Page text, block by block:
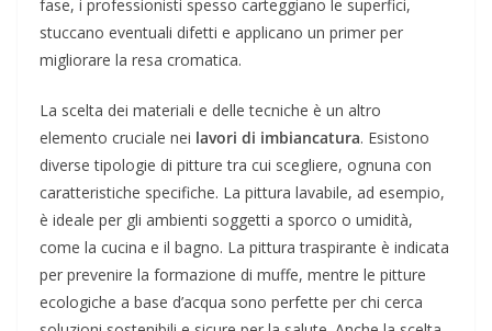
fase, i professionisti spesso carteggiano le superfici,
stuccano eventuali difetti e applicano un primer per
migliorare la resa cromatica.
La scelta dei materiali e delle tecniche è un altro
elemento cruciale nei lavori di imbiancatura. Esistono
diverse tipologie di pitture tra cui scegliere, ognuna con
caratteristiche specifiche. La pittura lavabile, ad esempio,
è ideale per gli ambienti soggetti a sporco o umidità,
come la cucina e il bagno. La pittura traspirante è indicata
per prevenire la formazione di muffe, mentre le pitture
ecologiche a base d’acqua sono perfette per chi cerca